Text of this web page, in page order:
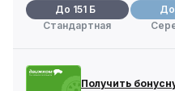
До 151 Б
Стандартная
До
Получить